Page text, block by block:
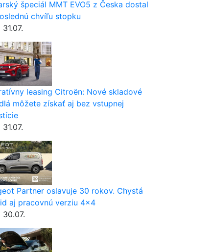
špeciál MMT EVO5 z Česka dostal
chvíľu stopku
31.07.
leasing Citroën: Nové skladové
môžete získať aj bez vstupnej
31.07.
Partner oslavuje 30 rokov. Chystá
aj pracovnú verziu 4×4
30.07.